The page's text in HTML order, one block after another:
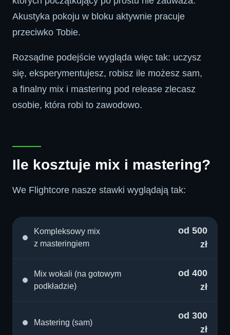
Akustyka pokoju w bloku aktywnie pracuje
przeciwko Tobie.
Rozsądne podejście wygląda więc tak: uczysz
się, eksperymentujesz, robisz ile możesz sam,
a finalny mix i mastering pod release zlecasz
osobie, która robi to zawodowo.
Ile kosztuje mix i mastering?
We Flightcore nasze stawki wyglądają tak:
Kompleksowy mix
z masteringiem
od 500
zł
Mix wokali (na gotowym
podkładzie)
od 400
zł
Mastering (sam)
od 300
zł